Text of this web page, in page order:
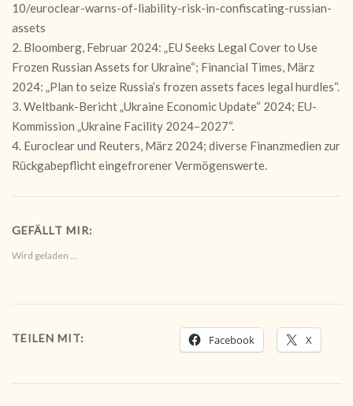
10/euroclear-warns-of-liability-risk-in-confiscating-russian-
assets
2. Bloomberg, Februar 2024: „EU Seeks Legal Cover to Use
Frozen Russian Assets for Ukraine“; Financial Times, März
2024: „Plan to seize Russia’s frozen assets faces legal hurdles“.
3. Weltbank-Bericht „Ukraine Economic Update“ 2024; EU-
Kommission „Ukraine Facility 2024–2027“.
4. Euroclear und Reuters, März 2024; diverse Finanzmedien zur
Rückgabepflicht eingefrorener Vermögenswerte.
GEFÄLLT MIR:
Wird geladen …
TEILEN MIT: Facebook X